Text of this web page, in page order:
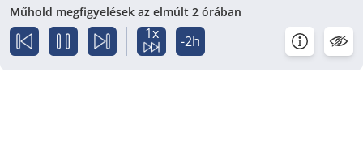
Műhold megfigyelések az elmúlt 2 órában
1x -2h